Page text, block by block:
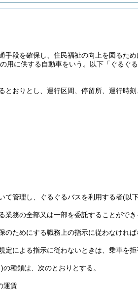
手段を確保し、住民福祉の向上を図るた
用に供する自動車をいう。以下「ぐるぐ
とおりとし、運行区間、停留所、運行時
て管理し、ぐるぐるバスを利用する者(以
務の全部又は一部を委託することができ
ためにする職務上の指示に従わなければ
定による指示に従わないときは、乗車を
の種類は、次のとおりとする。
運賃